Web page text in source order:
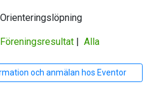
Orienteringslöpning
Föreningsresultat| Alla
och anmälan hos Eventor